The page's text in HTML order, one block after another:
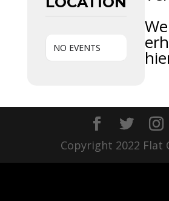
NO EVENTS
Copyright 2022 Flat